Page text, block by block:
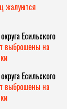
жалуются
Есильского
выброшены на
Есильского
выброшены на